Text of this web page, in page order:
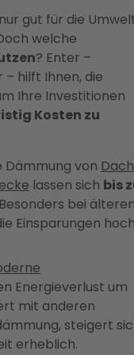
gut für die
welche
? Enter –
hilft Ihnen, die
Ihre Investitionen
Kosten zu
Dämmung von Dach
lassen sich bis
bei
Einsparungen
Energieverlust um
mit anderen
steigert
erheblich.